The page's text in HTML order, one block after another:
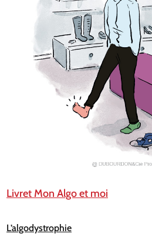
Livret Mon Algo et moi
L’algodystrophie